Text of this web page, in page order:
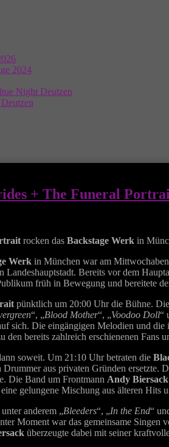
2024
Night Deutzen
+ The Funeral
rocken das Backstage Werk in
Werk in München war am
Bereits vor dem
früh in Bewegung und bereitete
pünktlich um 20:00 Uhr die Bühne.
“, „Blood Mother“, „Voodoo Doll“
sich. Die eingängigen Melodien und
bereits zahlreich erschienenen Fans
soweit. Um 21:10 Uhr betraten die
aus privaten Gründen
Die Band um Frontmann Andy Biersack
gelungene Mischung aus älteren
anderem „Bleeders“, „In the End“
Moment war das gemeinsame Singen
überzeugte dabei mit seiner